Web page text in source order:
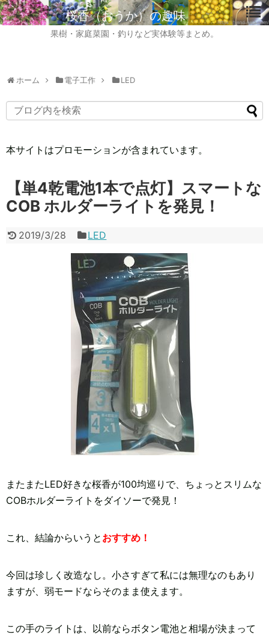
桜香（おうか）の趣味
果樹・家庭菜園・釣りなど実体験等まとめ。
ホーム 電子工作 LED
本サイトはプロモーションが含まれています。
【単4乾電池1本で点灯】スマートな
COB ホルダーライトを発見！
2019/3/28 LED
またまたLED好きな桜香が100均巡りで、ちょっとスリムな
COBホルダーライトをダイソーで発見！
これ、結論からいうと おすすめ！
今回は珍しく改造なし。小さすぎて私には無理なのもあり
ますが、弱モードならそのまま使えます。
この手のライトは、以前ならボタン電池と相場が決まって